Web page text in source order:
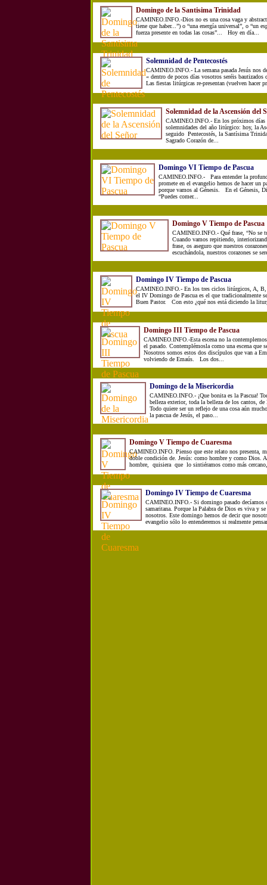
Domingo de la Santisima Trinidad
CAMINEO.INFO.-Dios no es una cosa vaga y
tiene que haber...”) o “una energía universal”, o “un
fuerza presente en todas las cosas”... Hoy en día...
Solemnidad de Pentecostés
CAMINEO.INFO.- La semana pasada Jesús nos
« dentro de pocos días vosotros seréis
Las fiestas litúrgicas re-presentan (vuelven hacer
Solemnidad de la Ascensión del
CAMINEO.INFO.- En los próximos días
solemnidades del año litúrgico: hoy, la
seguido Pentecostés, la Santísima
Sagrado Corazón de...
Domingo VI Tiempo de Pascua
CAMINEO.INFO.- Para entender la
promete en el evangelio hemos de hacer un
porque vamos al Génesis. En el Génesis,
“Puedes comer...
Domingo V Tiempo de Pascua
CAMINEO.INFO.- Qué frase, “No se
Cuando vamos repitiendo,
frase, os aseguro que nuestros
escuchándola, nuestros corazones se
Domingo IV Tiempo de Pascua
CAMINEO.INFO.- En los tres ciclos litúrgicos, A, B,
el IV Domingo de Pascua es el que tradicionalmente
Buen Pastor. Con esto ¿qué nos está diciendo la
Domingo III Tiempo de Pascua
CAMINEO.INFO.-Esta escena no la
el pasado. Contemplémosla como una escena que
Nosotros somos estos dos discípulos que van a
volviendo de Emaús. Los dos...
Domingo de la Misericordia
CAMINEO.INFO.- ¡Que bonita es la Pascua!
belleza exterior, toda la belleza de los cantos,
Todo quiere ser un reflejo de una cosa aún
la pascua de Jesús, el paso...
Domingo V Tiempo de Cuaresma
CAMINEO.INFO. Pienso que este relato nos presenta,
doble condición de. Jesús: como hombre y como Dios.
hombre, quisiera que lo sintiéramos como más
Domingo IV Tiempo de Cuaresma
CAMINEO.INFO.- Si domingo pasado decíamos
samaritana. Porque la Palabra de Dios es viva y
nosotros. Este domingo hemos de decir que
evangelio sólo lo entenderemos si realmente